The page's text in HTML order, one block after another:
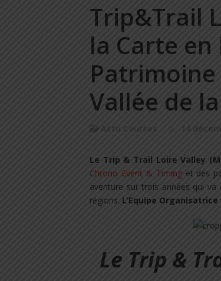
Trip&Trail
la Carte
Vallée de
Actu Courses 14
Le Trip & Trail Loire Valley
Chrono Event & Timinget des
aventure sur trois années qui
régions. L’Equipe
Le Trip &